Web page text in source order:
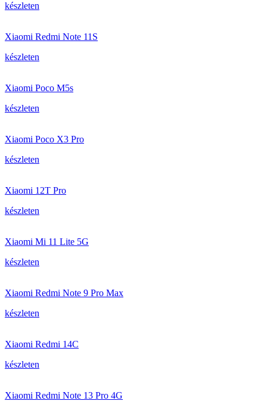
készleten
Xiaomi Redmi Note 11S
készleten
Xiaomi Poco M5s
készleten
Xiaomi Poco X3 Pro
készleten
Xiaomi 12T Pro
készleten
Xiaomi Mi 11 Lite 5G
készleten
Xiaomi Redmi Note 9 Pro Max
készleten
Xiaomi Redmi 14C
készleten
Xiaomi Redmi Note 13 Pro 4G